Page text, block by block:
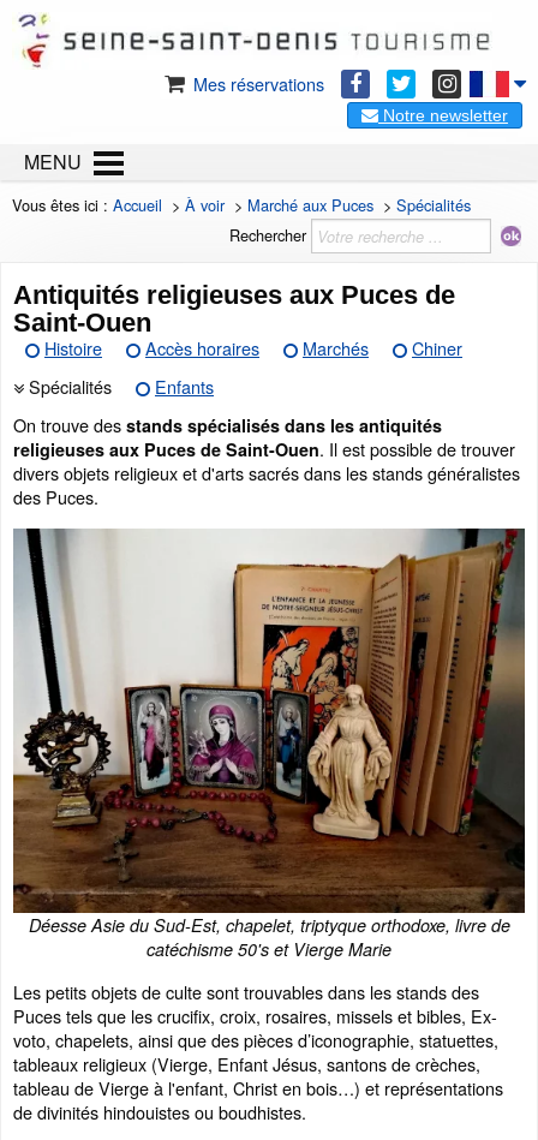
Mes réservations
Notre newsletter
MENU
Vous êtes ici : Accueil > À voir> Marché aux Puces > Spécialités
Rechercher
Antiquités religieuses aux Puces de
Saint-Ouen
Histoire Accès horaires Marchés
Chiner
Spécialités
Enfants
On trouve des stands spécialisés dans les antiquités
religieuses aux Puces de Saint-Ouen. Il est possible de trouver
divers objets religieux et d'arts sacrés dans les stands généralistes
des Puces.
Déesse Asie du Sud-Est, chapelet, triptyque orthodoxe, livre de
catéchisme 50's et Vierge Marie
Les petits objets de culte sont trouvables dans les stands des
Puces tels que les crucifix, croix, rosaires, missels et bibles, Ex-
voto, chapelets, ainsi que des pièces d’iconographie, statuettes,
tableaux religieux (Vierge, Enfant Jésus, santons de crèches,
tableau de Vierge à l'enfant, Christ en bois…) et représentations
de divinités hindouistes ou boudhistes.